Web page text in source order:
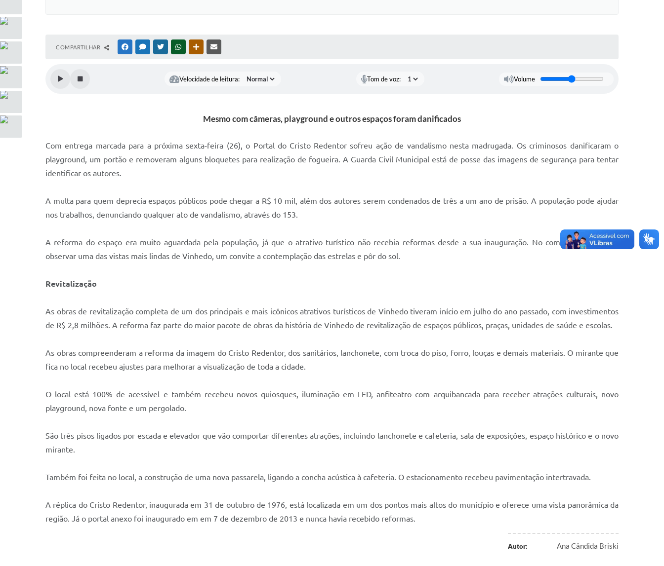
COMPARTILHAR FACEBOOKMESSENGER
TWITTERWHATSAPPOUTRAS MÍDIAS
Velocidade de leitura: Tom de voz: Volume
Mesmo com câmeras, playground e outros espaços foram danificados
Com entrega marcada para a próxima sexta-feira (26), o Portal do Cristo Redentor sofreu ação de vandalismo nesta madrugada. Os criminosos danificaram o
playground, um portão e removeram alguns bloquetes para realização de fogueira. A Guarda Civil Municipal está de posse das imagens de segurança para tentar
identificar os autores.
A multa para quem deprecia espaços públicos pode chegar a R$ 10 mil, além dos autores serem condenados de três a um ano de prisão. A população pode ajudar
nos trabalhos, denunciando qualquer ato de vandalismo, através do 153.
A reforma do espaço era muito aguardada pela população, já que o atrativo turístico não recebia reformas desde a sua inauguração. No complexo é possível
observar uma das vistas mais lindas de Vinhedo, um convite a contemplação das estrelas e pôr do sol.
Revitalização
As obras de revitalização completa de um dos principais e mais icônicos atrativos turísticos de Vinhedo tiveram início em julho do ano passado, com investimentos
de R$ 2,8 milhões. A reforma faz parte do maior pacote de obras da história de Vinhedo de revitalização de espaços públicos, praças, unidades de saúde e escolas.
As obras compreenderam a reforma da imagem do Cristo Redentor, dos sanitários, lanchonete, com troca do piso, forro, louças e demais materiais. O mirante que
fica no local recebeu ajustes para melhorar a visualização de toda a cidade.
O local está 100% de acessível e também recebeu novos quiosques, iluminação em LED, anfiteatro com arquibancada para receber atrações culturais, novo
playground, nova fonte e um pergolado.
São três pisos ligados por escada e elevador que vão comportar diferentes atrações, incluindo lanchonete e cafeteria, sala de exposições, espaço histórico e o novo
mirante.
Também foi feita no local, a construção de uma nova passarela, ligando a concha acústica à cafeteria. O estacionamento recebeu pavimentação intertravada.
A réplica do Cristo Redentor, inaugurada em 31 de outubro de 1976, está localizada em um dos pontos mais altos do município e oferece uma vista panorâmica da
região. Já o portal anexo foi inaugurado em em 7 de dezembro de 2013 e nunca havia recebido reformas.
Autor: Ana Cândida Briski